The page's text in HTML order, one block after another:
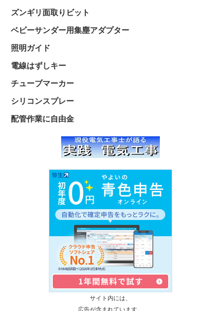
ズンギリ面取りビット
ベビーサンダー用集塵アダプター
照明ガイド
電線はずしキー
チューブマーカー
シリコンスプレー
配管作業に自由金
サイト内には、